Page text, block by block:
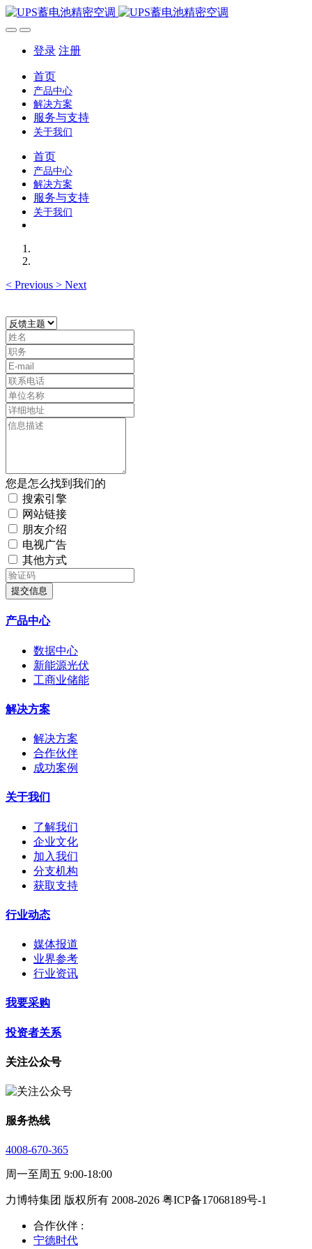
登录 注册
首页
产品中心
解决方案
服务与支持
关于我们
首页
产品中心
解决方案
服务与支持
关于我们
< Previous > Next
您是怎么找到我们的
搜索引擎
网站链接
朋友介绍
电视广告
其他方式
提交信息
产品中心
数据中心
新能源光伏
工商业储能
解决方案
解决方案
合作伙伴
成功案例
关于我们
了解我们
企业文化
加入我们
分支机构
获取支持
行业动态
媒体报道
业界参考
行业资讯
我要采购
投资者关系
关注公众号
服务热线
4008-670-365
周一至周五 9:00-18:00
力博特集团 版权所有 2008-2026 粤ICP备17068189号-1
合作伙伴 :
宁德时代